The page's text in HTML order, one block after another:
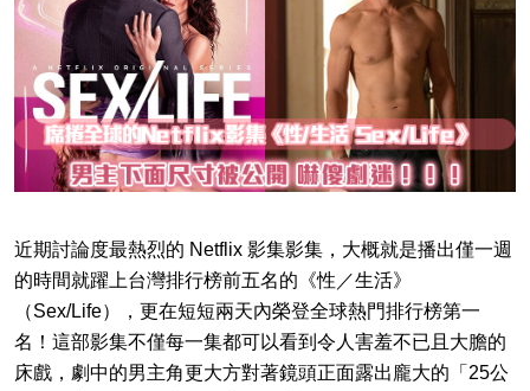
近期討論度最熱烈的 Netflix 影集影集，大概就是播出僅一週
的時間就躍上台灣排行榜前五名的《性／生活》
（Sex/Life），更在短短兩天內榮登全球熱門排行榜第一
名！這部影集不僅每一集都可以看到令人害羞不已且大膽的
床戲，劇中的男主角更大方對著鏡頭正面露出龐大的「25公